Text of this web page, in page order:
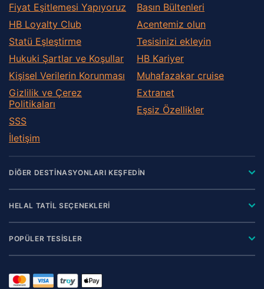
Fiyat Eşitlemesi Yapıyoruz
HB Loyalty Club
Statü Eşleştirme
Hukuki Şartlar ve Koşullar
Kişisel Verilerin Korunması
Gizlilik ve Çerez
Politikaları
SSS
İletişim
Basın Bültenleri
Acentemiz olun
Tesisinizi ekleyin
HB Kariyer
Muhafazakar сruise
Extranet
Eşsiz Özellikler
DİĞER DESTİNASYONLARI KEŞFEDİN
HELAL TATİL SEÇENEKLERİ
POPÜLER TESİSLER